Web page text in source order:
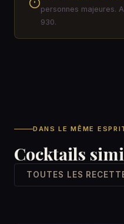
personnes majeures.
930.
DANS LE MÊME
Cocktails
TOUTES LES